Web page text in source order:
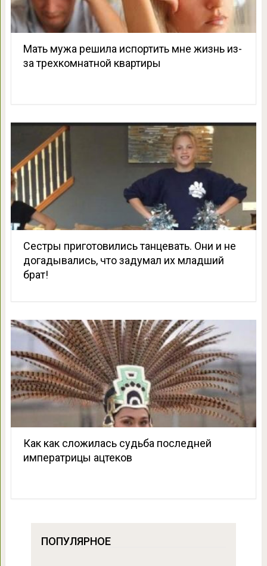
Мать мужа решила испортить мне жизнь из-
за трeхкомнатной квартиры
Сестры приготовились танцевать. Они и не
догадывались, что задумал их младший
брат!
Как как сложилась судьба последней
императрицы ацтеков
ПОПУЛЯРНОЕ